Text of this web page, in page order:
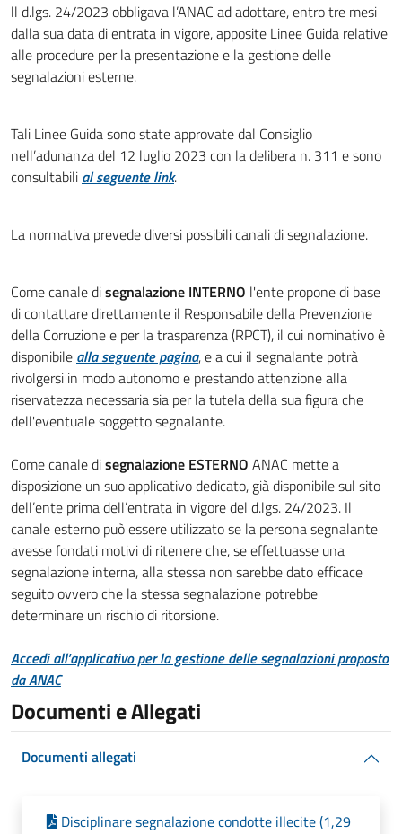
ll d.lgs. 24/2023 obbligava l’ANAC ad adottare, entro tre mesi
dalla sua data di entrata in vigore, apposite Linee Guida relative
alle procedure per la presentazione e la gestione delle
segnalazioni esterne.
Tali Linee Guida sono state approvate dal Consiglio
nell’adunanza del 12 luglio 2023 con la delibera n. 311 e sono
consultabili al seguente link.
La normativa prevede diversi possibili canali di segnalazione.
Come canale disegnalazione INTERNO l'ente propone di base
di contattare direttamente il Responsabile della Prevenzione
della Corruzione e per la trasparenza (RPCT), il cui nominativo è
disponibile alla seguente pagina, e a cui il segnalante potrà
rivolgersi in modo autonomo e prestando attenzione alla
riservatezza necessaria sia per la tutela della sua figura che
dell'eventuale soggetto segnalante.
Come canale disegnalazione ESTERNO ANAC mette a
disposizione un suo applicativo dedicato, già disponibile sul sito
dell’ente prima dell’entrata in vigore del d.lgs. 24/2023. Il
canale esterno può essere utilizzato se la persona segnalante
avesse fondati motivi di ritenere che, se effettuasse una
segnalazione interna, alla stessa non sarebbe dato efficace
seguito ovvero che la stessa segnalazione potrebbe
determinare un rischio di ritorsione.
Accedi all’applicativo per la gestione delle segnalazioni proposto
da ANAC
Documenti e Allegati
Documenti allegati
Disciplinare segnalazione condotte illecite (1,29